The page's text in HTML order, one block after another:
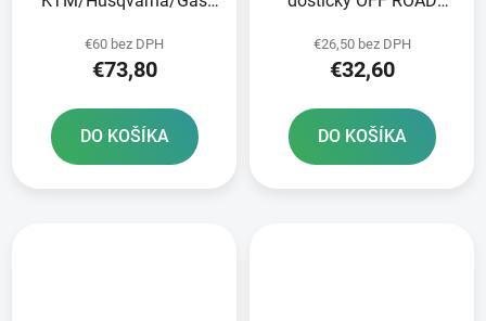
€60 bez DPH
€73,80
DO KOŠÍKA
balení
€26,50 bez DPH
€32,60
DO KOŠÍKA